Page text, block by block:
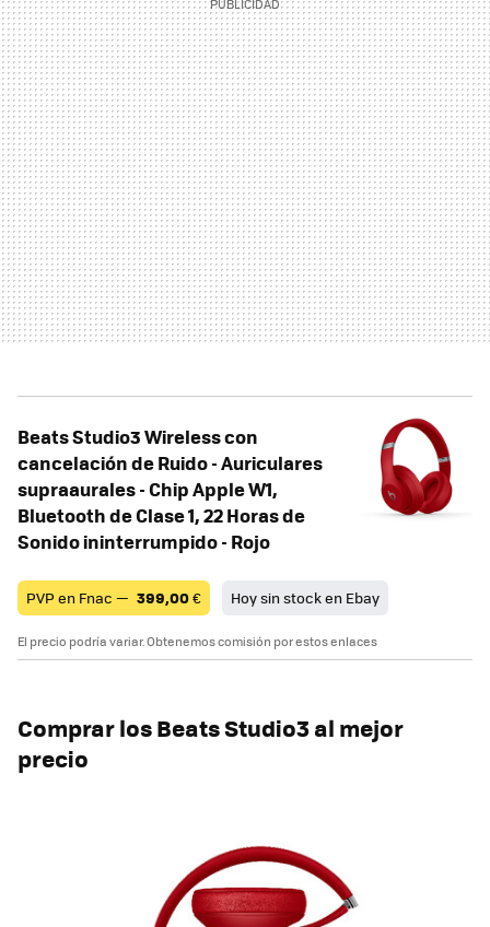
Beats Studio3 Wireless con
cancelación de Ruido - Auriculares
supraaurales - Chip Apple W1,
Bluetooth de Clase 1, 22 Horas de
Sonido ininterrumpido - Rojo
PVP en Fnac — 399,00€ Hoy sin stock en Ebay
El precio podría variar. Obtenemos comisión por estos enlaces
Comprar los Beats Studio3 al mejor
precio